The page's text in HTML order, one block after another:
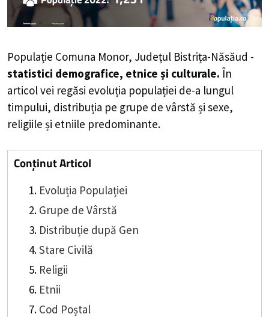
Populație Comuna Monor, Județul Bistrița-Năsăud -
statistici demografice, etnice și culturale. În
articol vei regăsi evoluția populației de-a lungul
timpului, distribuția pe grupe de vârstă și sexe,
religiile și etniile predominante.
Conținut Articol
Evoluția Populației
Grupe de Vârstă
Distribuție după Gen
Stare Civilă
Religii
Etnii
Cod Poștal